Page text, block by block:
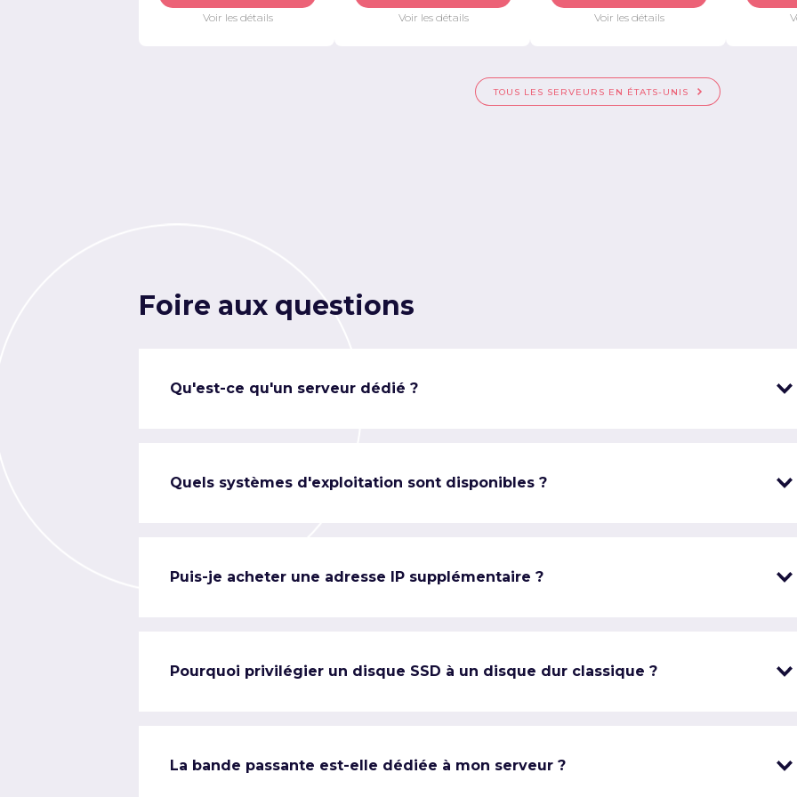
Voir les détails Voir les détails Voir les détails
TOUS LES SERVEURS EN ÉTATS-UNIS
Foire aux questions
Qu'est-ce qu'un serveur dédié ?
Quels systèmes d'exploitation sont disponibles ?
Puis-je acheter une adresse IP supplémentaire ?
Pourquoi privilégier un disque SSD à un disque dur classique ?
La bande passante est-elle dédiée à mon serveur ?